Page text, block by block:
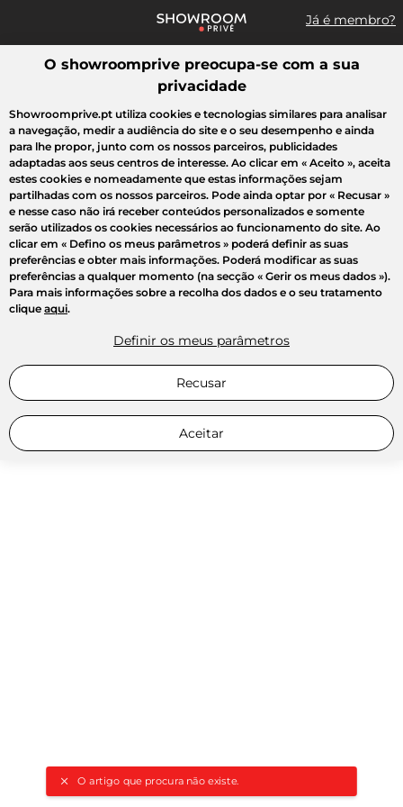
Já é membro?
Pesquisar uma marca, um artigo, uma venda...
O artigo que procura não existe.
Todas as vendas Moda Desporto Casa Criança Beleza
O showroomprive preocupa-se com a sua
privacidade
Showroomprive.pt utiliza cookies e tecnologias similares para analisar
a navegação, medir a audiência do site e o seu desempenho e ainda
para lhe propor, junto com os nossos parceiros, publicidades
adaptadas aos seus centros de interesse. Ao clicar em « Aceito », aceita
estes cookies e nomeadamente que estas informações sejam
partilhadas com os nossos parceiros. Pode ainda optar por « Recusar »
e nesse caso não irá receber conteúdos personalizados e somente
serão utilizados os cookies necessários ao funcionamento do site. Ao
clicar em « Defino os meus parâmetros » poderá definir as suas
preferências e obter mais informações. Poderá modificar as suas
preferências a qualquer momento (na secção « Gerir os meus dados »).
Para mais informações sobre a recolha dos dados e o seu tratamento
clique aqui.
Definir os meus parâmetros
Recusar
Aceitar